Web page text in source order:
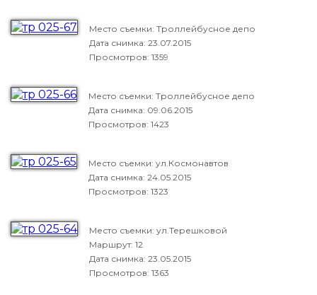
Место съемки: Троллейбусное депо
Дата снимка: 23.07.2015
Просмотров: 1359
Место съемки: Троллейбусное депо
Дата снимка: 09.06.2015
Просмотров: 1423
Место съемки: ул.Космонавтов
Дата снимка: 24.05.2015
Просмотров: 1323
Место съемки: ул.Терешковой
Маршрут: 12
Дата снимка: 23.05.2015
Просмотров: 1363